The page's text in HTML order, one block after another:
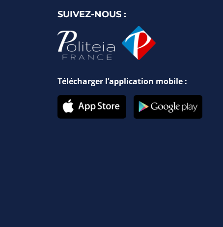
SUIVEZ-NOUS :
Télécharger l’application mobile :